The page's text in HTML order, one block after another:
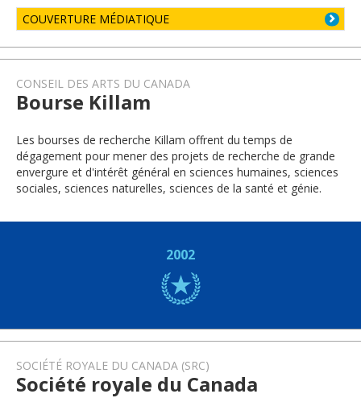
COUVERTURE MÉDIATIQUE
CONSEIL DES ARTS DU CANADA
Bourse Killam
Les bourses de recherche Killam offrent du temps de
dégagement pour mener des projets de recherche de grande
envergure et d'intérêt général en sciences humaines, sciences
sociales, sciences naturelles, sciences de la santé et génie.
2002
SOCIÉTÉ ROYALE DU CANADA (SRC)
Société royale du Canada